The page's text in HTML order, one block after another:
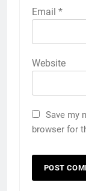
Email *
Website
Save my
browser for